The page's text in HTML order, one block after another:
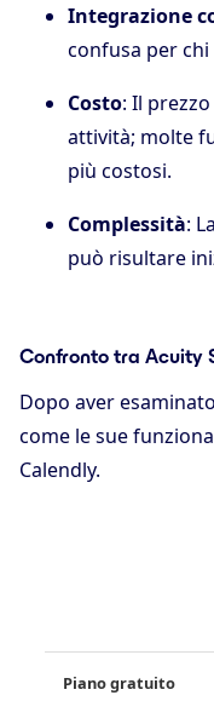
Integrazione
confusa per chi
Costo: Il
attività; molte
più costosi.
Complessità:
può risultare
Confronto tra Acuity
Dopo aver
come le sue
Calendly.
Piano gratuito